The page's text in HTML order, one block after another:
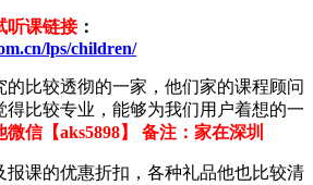
听课链接：
lps/children/
的比较透彻的一家，他们家的课程顾问
得比较专业，能够为我们用户着想的一
信【aks5898】 备注：家在深圳
报课的优惠折扣，各种礼品他也比较清